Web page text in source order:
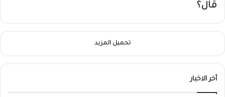
قال؟
تحميل المزيد
أخر الاخبار